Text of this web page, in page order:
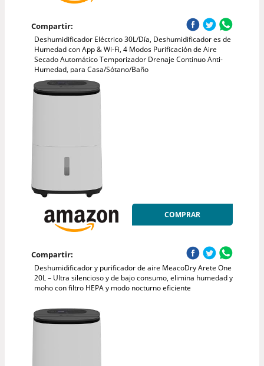
Compartir:
Deshumidificador Eléctrico 30L/Día, Deshumidificador es de
Humedad con App & Wi-Fi, 4 Modos Purificación de Aire
Secado Automático Temporizador Drenaje Continuo Anti-
Humedad, para Casa/Sótano/Baño
COMPRAR
Compartir:
Deshumidificador y purificador de aire MeacoDry Arete One
20L – Ultra silencioso y de bajo consumo, elimina humedad y
moho con filtro HEPA y modo nocturno eficiente